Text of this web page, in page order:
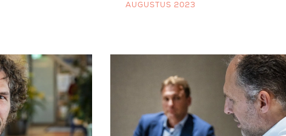
AUGUSTUS 2023